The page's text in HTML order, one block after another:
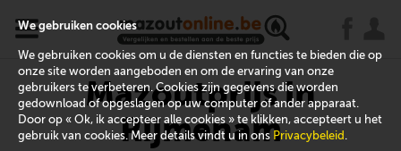
x
Mazoutprijs in
Rijmenam
We gebruiken cookies
We gebruiken cookies om u de diensten en functies te bieden die op
onze site worden aangeboden en om de ervaring van onze
gebruikers te verbeteren. Cookies zijn gegevens die worden
gedownload of opgeslagen op uw computer of ander apparaat.
Door op « Ok, ik accepteer alle cookies » te klikken, accepteert u het
gebruik van cookies. Meer details vindt u in ons Privacybeleid .